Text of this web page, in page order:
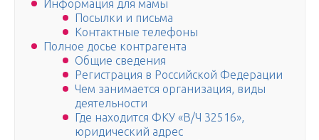
Информация для мамы
Посылки и письма
Контактные телефоны
Полное досье контрагента
Общие сведения
Регистрация в Российской Федерации
Чем занимается организация, виды
деятельности
Где находится ФКУ «В/Ч 32516»,
юридический адрес